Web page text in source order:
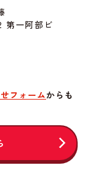
第一阿部ビ
フォームからも